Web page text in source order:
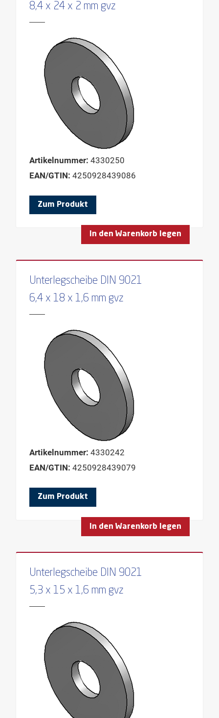
8,4 x 24 x 2 mm gvz
Artikelnummer: 4330250
EAN/GTIN: 4250928439086
Zum Produkt
In den Warenkorb legen
Unterlegscheibe DIN 9021
6,4 x 18 x 1,6 mm gvz
Artikelnummer: 4330242
EAN/GTIN: 4250928439079
Zum Produkt
In den Warenkorb legen
Unterlegscheibe DIN 9021
5,3 x 15 x 1,6 mm gvz